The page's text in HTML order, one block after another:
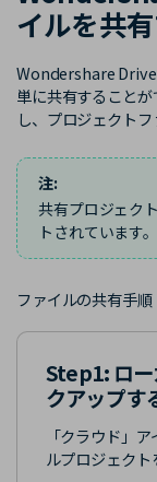
イルを共
Wondershare Drive
単に共有すること
し、プロジェクト
注:
共有プロジェク
トされています。
ファイルの共有手順
Step1: ロ
クアップす
「クラウド」
ルプロジェクト